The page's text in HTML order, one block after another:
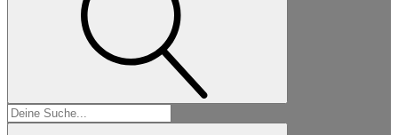
Suchen
nach: